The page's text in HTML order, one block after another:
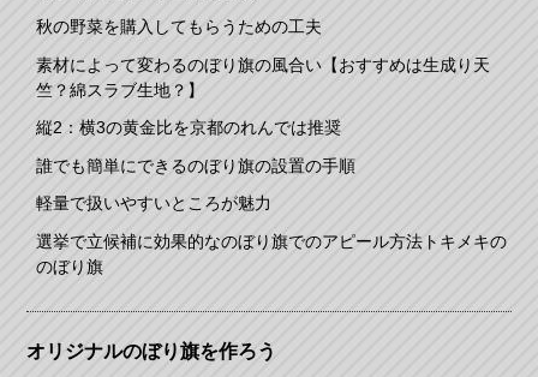
秋の野菜を購入してもらうための工夫
素材によって変わるのぼり旗の風合い【おすすめは生成り天
竺？綿スラブ生地？】
縦2：横3の黄金比を京都のれんでは推奨
誰でも簡単にできるのぼり旗の設置の手順
軽量で扱いやすいところが魅力
選挙で立候補に効果的なのぼり旗でのアピール方法トキメキの
のぼり旗
オリジナルのぼり旗を作ろう